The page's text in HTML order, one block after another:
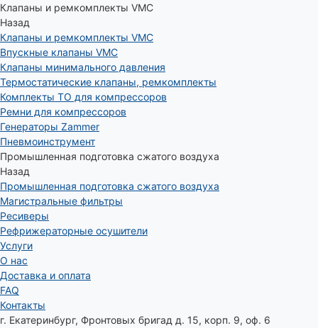
Клапаны и ремкомплекты VMC
Назад
Клапаны и ремкомплекты VMC
Впускные клапаны VMC
Клапаны минимального давления
Термостатические клапаны, ремкомплекты
Комплекты ТО для компрессоров
Ремни для компрессоров
Генераторы Zammer
Пневмоинструмент
Промышленная подготовка сжатого воздуха
Назад
Промышленная подготовка сжатого воздуха
Магистральные фильтры
Ресиверы
Рефрижераторные осушители
Услуги
О нас
Доставка и оплата
FAQ
Контакты
г. Екатеринбург, Фронтовых бригад д. 15, корп. 9, оф. 6